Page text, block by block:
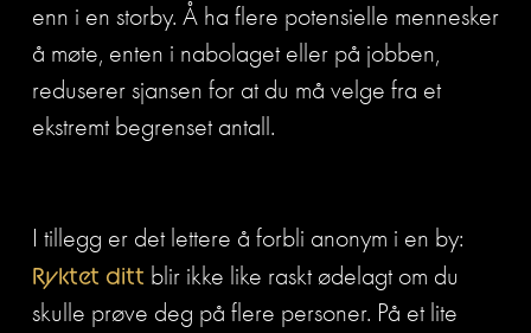
enn i en storby. Å ha flere potensielle mennesker
å møte, enten i nabolaget eller på jobben,
reduserer sjansen for at du må velge fra et
ekstremt begrenset antall.
Ryktet ditt blir ikke like raskt ødelagt om du
skulle prøve deg på flere personer. På et lite